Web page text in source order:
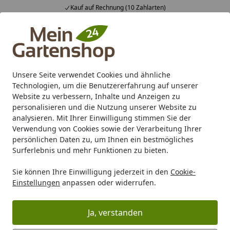
Unsere Seite verwendet Cookies und ähnliche
Technologien, um die Benutzererfahrung auf unserer
Website zu verbessern, Inhalte und Anzeigen zu
personalisieren und die Nutzung unserer Website zu
analysieren. Mit Ihrer Einwilligung stimmen Sie der
Verwendung von Cookies sowie der Verarbeitung Ihrer
persönlichen Daten zu, um Ihnen ein bestmögliches
Surferlebnis und mehr Funktionen zu bieten.
Sie können Ihre Einwilligung jederzeit in den Cookie-
Einstellungen anpassen oder widerrufen.
Ja, verstanden
Alle Produkte
Mein Konto
Suchen
Karibu Pools inkl. gratis Sandfilteranlage & Pool-
Starterset (Gesamtwert bis 468,99€)
Startseite
Gartenpflege Gartengeräte Akkugeräte
Akkugeräte
Ihre Artikelübersicht